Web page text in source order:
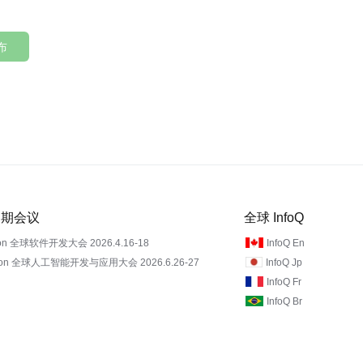
会议
全球软件开发大会 2026.4.16-18
全球人工智能开发与应用大会 2026.6.26-27
全球 InfoQ
InfoQ En
InfoQ Jp
InfoQ Fr
InfoQ Br